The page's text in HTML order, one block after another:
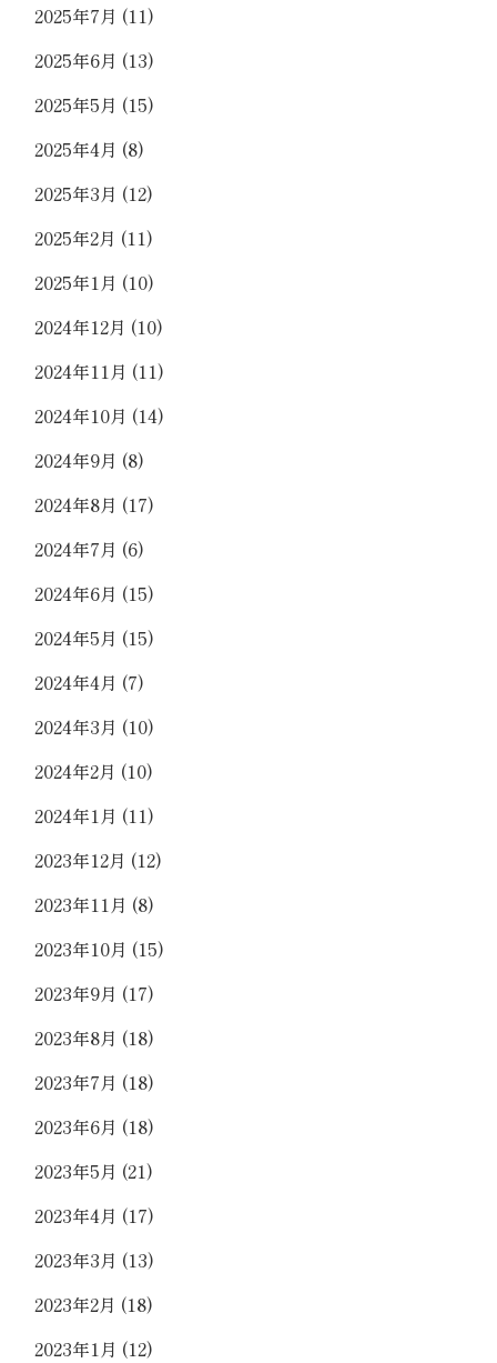
2025年7月 (11)
2025年6月 (13)
2025年5月 (15)
2025年4月 (8)
2025年3月 (12)
2025年2月 (11)
2025年1月 (10)
2024年12月 (10)
2024年11月 (11)
2024年10月 (14)
2024年9月 (8)
2024年8月 (17)
2024年7月 (6)
2024年6月 (15)
2024年5月 (15)
2024年4月 (7)
2024年3月 (10)
2024年2月 (10)
2024年1月 (11)
2023年12月 (12)
2023年11月 (8)
2023年10月 (15)
2023年9月 (17)
2023年8月 (18)
2023年7月 (18)
2023年6月 (18)
2023年5月 (21)
2023年4月 (17)
2023年3月 (13)
2023年2月 (18)
2023年1月 (12)